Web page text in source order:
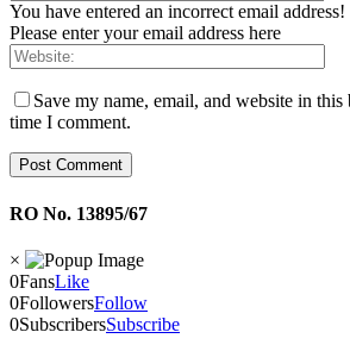
You have entered an incorrect email address!
Please enter your email address here
Save my name, email, and website in
time I comment.
RO No. 13895/67
×
0FansLike
0FollowersFollow
0SubscribersSubscribe